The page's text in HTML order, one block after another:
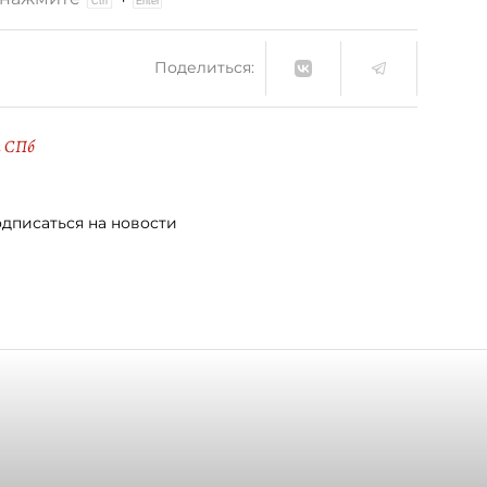
Поделиться:
СПб
на новости